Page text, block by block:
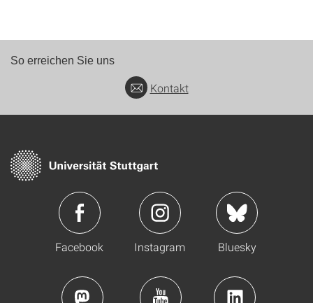
So erreichen Sie uns
Kontakt
Facebook Instagram Bluesky